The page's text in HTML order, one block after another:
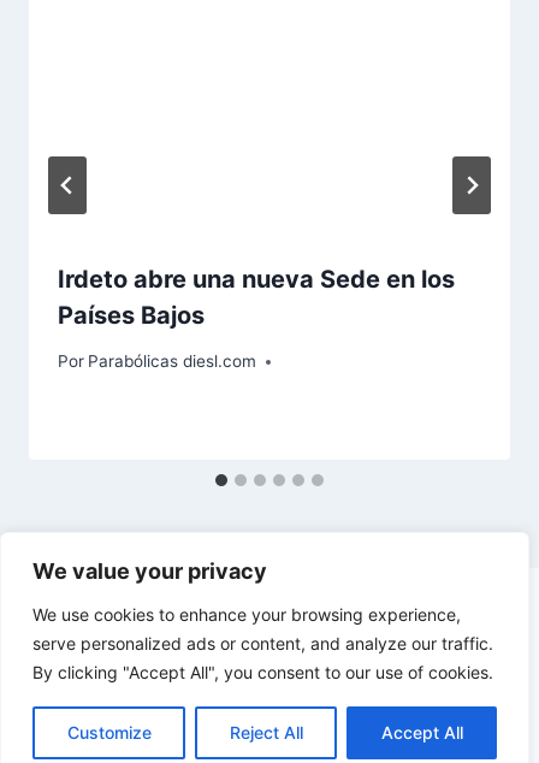
We value your privacy
We use cookies to enhance your browsing experience,
serve personalized ads or content, and analyze our traffic.
By clicking "Accept All", you consent to our use of cookies.
Customize Reject All Accept All
Irdeto abre una nueva Sede en los
Países Bajos
Por Parabólicas diesl.com
© 2026 diesl.com - Tema para WordPress por
Kadence WP